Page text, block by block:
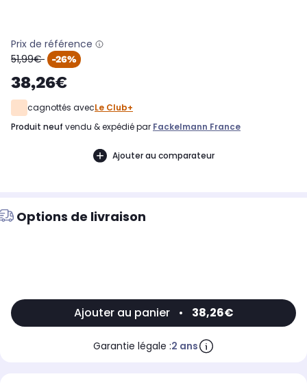
Prix de référence
oldPrice
51,99€ -26%
38,26€
cagnottés avecLe Club+
produit neuf vendu & expédié par Fackelmann France
Ajouter au comparateur
Options de livraison
Ajouter au panier • 38,26€
Garantie légale :2 ans